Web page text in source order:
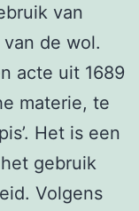
van
de wol.
acte uit 1689
materie, te
Het is een
gebruik
Volgens